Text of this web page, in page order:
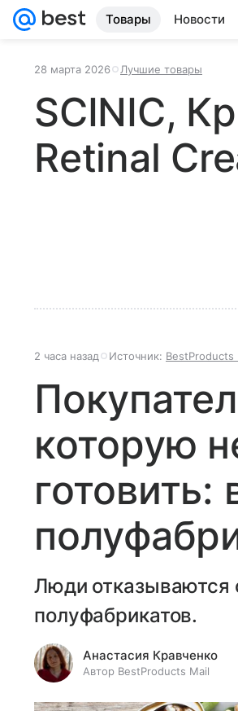
Товары Новости
28 марта 2026 Лучшие товары
SCINIC,
Retinal
2 часа назад Источник: BestProducts
которую
готовить:
Люди отказываются
полуфабрикатов.
Анастасия Кравченко
Автор BestProducts Mail